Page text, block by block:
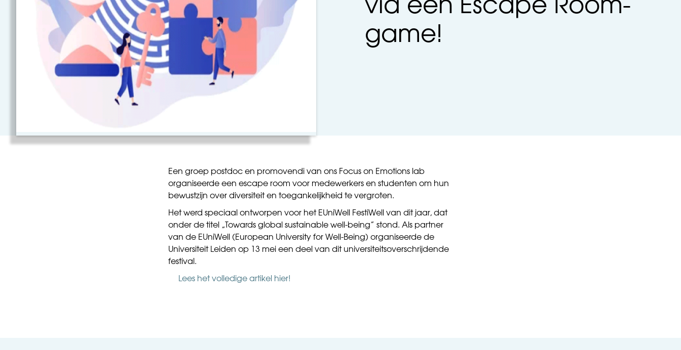
via een Escape Room-
game!
Een groep postdoc en promovendi van ons Focus on Emotions lab
organiseerde een escape room voor medewerkers en studenten om hun
bewustzijn over diversiteit en toegankelijkheid te vergroten.
Het werd speciaal ontworpen voor het EUniWell FestiWell van dit jaar, dat
onder de titel „Towards global sustainable well-being” stond. Als partner
van de EUniWell (European University for Well-Being) organiseerde de
Universiteit Leiden op 13 mei een deel van dit universiteitsoverschrijdende
festival.
Lees het volledige artikel hier!